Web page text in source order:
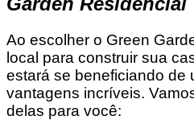
Ao escolher o Green
local para construir sua
estará se beneficiando de
vantagens incríveis.
delas para você: